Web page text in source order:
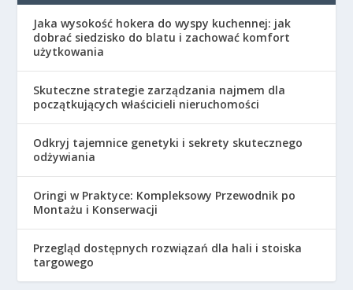
Jaka wysokość hokera do wyspy kuchennej: jak
dobrać siedzisko do blatu i zachować komfort
użytkowania
Skuteczne strategie zarządzania najmem dla
początkujących właścicieli nieruchomości
Odkryj tajemnice genetyki i sekrety skutecznego
odżywiania
Oringi w Praktyce: Kompleksowy Przewodnik po
Montażu i Konserwacji
Przegląd dostępnych rozwiązań dla hali i stoiska
targowego